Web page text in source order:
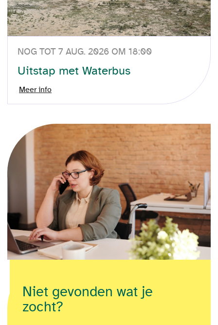
NOG TOT 7 AUG. 2026 OM 18:00
Uitstap met Waterbus
Meer info
Niet gevonden wat je
zocht?